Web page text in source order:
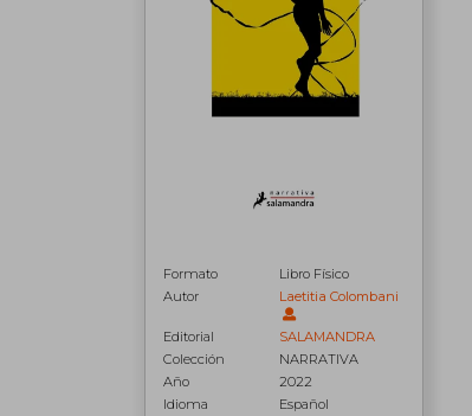
Formato
Libro Físico
Autor
Laetitia Colombani
Editorial
SALAMANDRA
Colección
NARRATIVA
Año
2022
Idioma
Español